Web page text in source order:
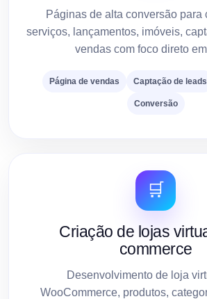
Páginas de alta conversão para
serviços, lançamentos, imóveis,
vendas com foco direto
Página de vendas Captação de leads
Conversão
🛒
Criação de lojas
commerce
Desenvolvimento de loja
WooCommerce, produtos,